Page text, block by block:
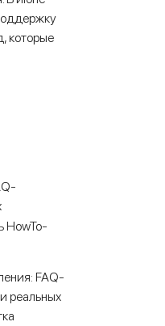
которые
HowTo-
FAQ-
реальных